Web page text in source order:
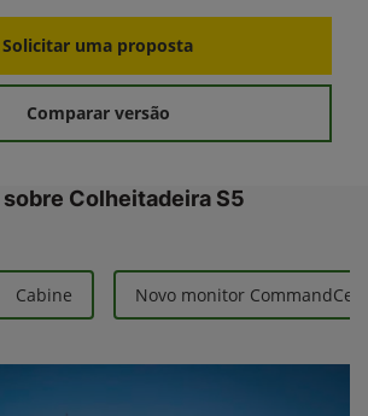
Solicitar uma proposta
Comparar versão
Colheitadeira S5
Cabine Novo monitor